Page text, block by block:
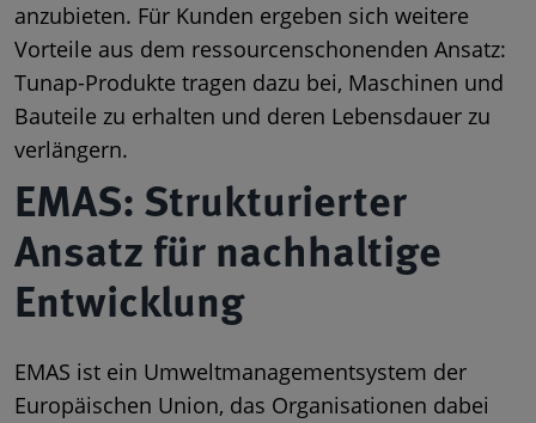
anzubieten. Für Kunden ergeben sich weitere
Vorteile aus dem ressourcenschonenden Ansatz:
Tunap-Produkte tragen dazu bei, Maschinen und
Bauteile zu erhalten und deren Lebensdauer zu
verlängern.
EMAS: Strukturierter
Ansatz für nachhaltige
Entwicklung
EMAS ist ein Umweltmanagementsystem der
Europäischen Union, das Organisationen dabei